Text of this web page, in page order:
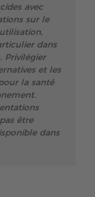
avec
sur le
dans
Privilégier
et les
la santé
être
dans